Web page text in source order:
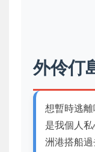
外伶仃
想暫時逃
是我個人
洲港搭船